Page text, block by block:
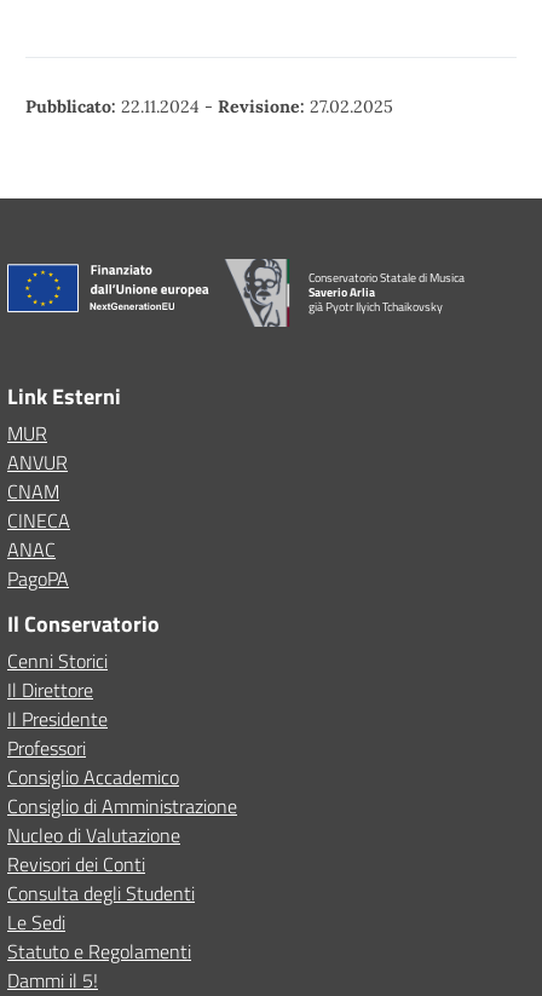
Pubblicato: 22.11.2024 - Revisione: 27.02.2025
Conservatorio Statale di Musica
Saverio Arlia
già Pyotr Ilyich Tchaikovsky
Link Esterni
MUR
ANVUR
CNAM
CINECA
ANAC
PagoPA
Il Conservatorio
Cenni Storici
Il Direttore
Il Presidente
Professori
Consiglio Accademico
Consiglio di Amministrazione
Nucleo di Valutazione
Revisori dei Conti
Consulta degli Studenti
Le Sedi
Statuto e Regolamenti
Dammi il 5!